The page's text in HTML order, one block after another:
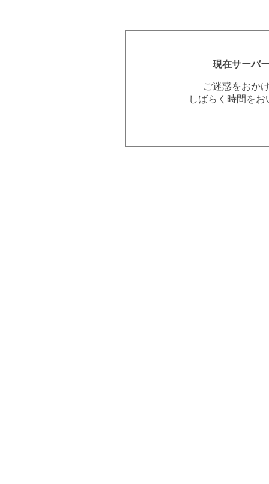
現在サーバ
ご迷惑をおか
しばらく時間を